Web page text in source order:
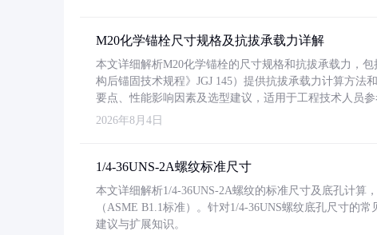
M20化学锚栓尺寸规格及抗拔承载力详解
本文详细解析M20化学锚栓的尺寸规格和抗拔承载力，
构后锚固技术规程》JGJ 145）提供抗拔承载力计算方法
要点、性能影响因素及选型建议，适用于工程技术人员参
2026年8月4日
1/4-36UNS-2A螺纹标准尺寸
本文详细解析1/4-36UNS-2A螺纹的标准尺寸及底孔计算
（ASME B1.1标准）。针对1/4-36UNS螺纹底孔尺寸的
建议与扩展知识。